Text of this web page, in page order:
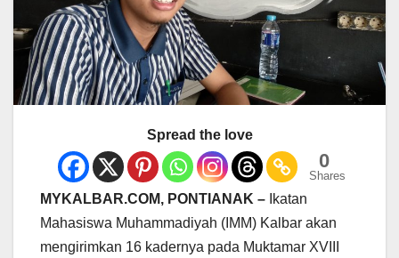
Spread the love
0
Shares
MYKALBAR.COM, PONTIANAK – Ikatan
Mahasiswa Muhammadiyah (IMM) Kalbar akan
mengirimkan 16 kadernya pada Muktamar XVIII